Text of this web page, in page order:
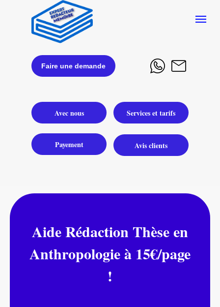
Avec nous Services et tarifs
Payement Avis clients
Faire une demande
Aide Rédaction Thèse en
Anthropologie à 15€/page
!